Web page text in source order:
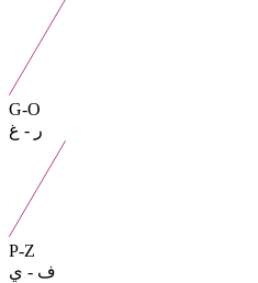
G-O
ر - غ
P-Z
ف - ي